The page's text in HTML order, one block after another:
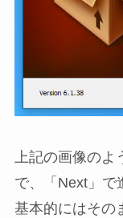
上記の画像のよ
で、「Next」で
基本的にはその